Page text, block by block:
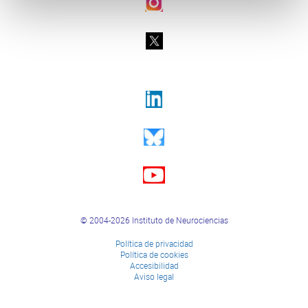
© 2004-2026 Instituto de Neurociencias
Política de privacidad
Política de cookies
Accesibilidad
Aviso legal